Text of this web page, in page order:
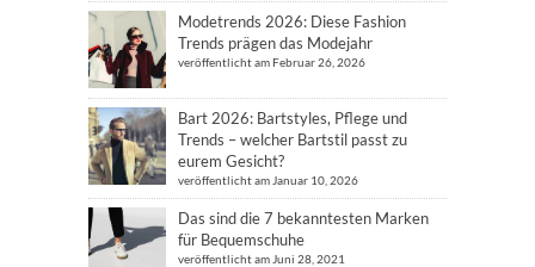
Modetrends 2026: Diese Fashion
Trends prägen das Modejahr
veröffentlicht am Februar 26, 2026
Bart 2026: Bartstyles, Pflege und
Trends – welcher Bartstil passt zu
eurem Gesicht?
veröffentlicht am Januar 10, 2026
Das sind die 7 bekanntesten Marken
für Bequemschuhe
veröffentlicht am Juni 28, 2021